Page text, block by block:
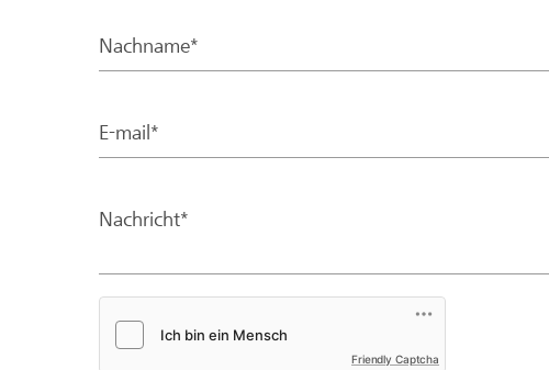
Nachname*
E-mail*
Nachricht*
Friendly Captcha